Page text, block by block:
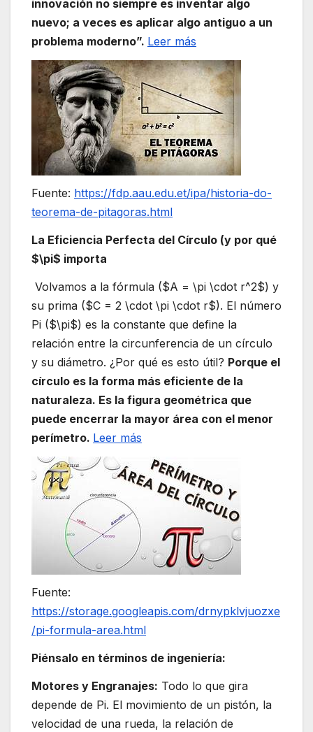
innovación no siempre es inventar algo
nuevo; a veces es aplicar algo antiguo a un
problema moderno”. Leer más
Fuente: https://fdp.aau.edu.et/ipa/historia-do-
teorema-de-pitagoras.html
La Eficiencia Perfecta del Círculo (y por qué
$\pi$ importa
Volvamos a la fórmula ($A = \pi \cdot r^2$) y
su prima ($C = 2 \cdot \pi \cdot r$). El número
Pi ($\pi$) es la constante que define la
relación entre la circunferencia de un círculo
y su diámetro. ¿Por qué es esto útil? Porque el
círculo es la forma más eficiente de la
naturaleza. Es la figura geométrica que
puede encerrar la mayor área con el menor
perímetro. Leer más
Fuente:
https://storage.googleapis.com/drnypklvjuozxe
/pi-formula-area.html
Piénsalo en términos de ingeniería:
Motores y Engranajes: Todo lo que gira
depende de Pi. El movimiento de un pistón, la
velocidad de una rueda, la relación de